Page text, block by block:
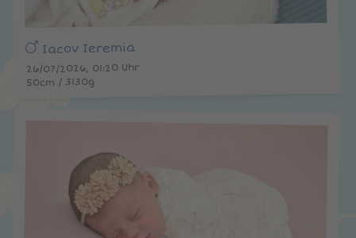
Iacov Ieremia
26/07/2026, 01:20 Uhr
50cm / 3130g